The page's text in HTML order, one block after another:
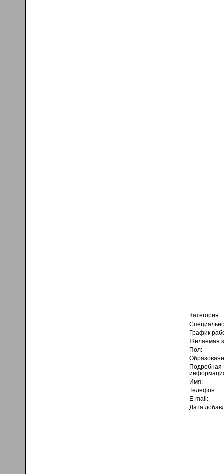
Категория:
График
Желаемая
Пол:
Подробная
Имя:
Телефон:
E-mail:
Дата